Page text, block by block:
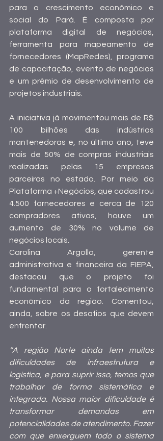
para o crescimento econômico e
social do Pará. É composta por
plataforma digital de negócios,
ferramenta para mapeamento de
fornecedores (MapRedes), programa
de capacitação, evento de negócios
e um prêmio de desenvolvimento de
projetos industriais.
A iniciativa já movimentou mais de R$
100 bilhões das indústrias
mantenedoras e, no último ano, teve
mais de 50% de compras industriais
realizadas pelas 15 empresas
parceiras no estado. Por meio da
Plataforma +Negócios, que cadastrou
4.500 fornecedores e cerca de 120
compradores ativos, houve um
aumento de 30% no volume de
negócios locais.
Carolina Argollo, gerente
administrativa e financeira da FIEPA,
destacou que o projeto foi
fundamental para o fortalecimento
econômico da região. Comentou,
ainda, sobre os desafios que devem
enfrentar.
“A região Norte ainda tem muitas
dificuldades de infraestrutura e
logística, e para suprir isso, temos que
trabalhar de forma sistemática e
integrada. Nossa maior dificuldade é
transformar demandas em
potencialidades de atendimento. Fazer
com que enxerguem todo o sistema